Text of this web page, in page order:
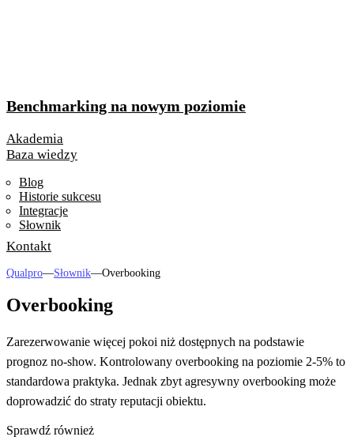
Benchmarking na nowym poziomie
Akademia
Baza wiedzy
Blog
Historie sukcesu
Integracje
Słownik
Kontakt
Qualpro—Słownik—Overbooking
Overbooking
Zarezerwowanie więcej pokoi niż dostępnych na podstawie
prognoz no-show. Kontrolowany overbooking na poziomie 2-5% to
standardowa praktyka. Jednak zbyt agresywny overbooking może
doprowadzić do straty reputacji obiektu.
Sprawdź również